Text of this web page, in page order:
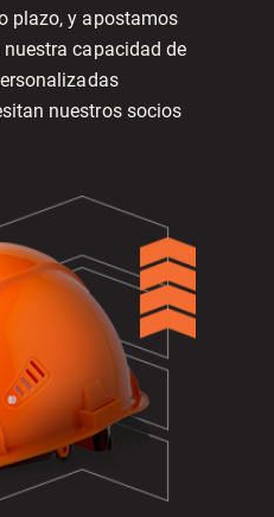
plazo, y apostamos
capacidad de
nuestros socios